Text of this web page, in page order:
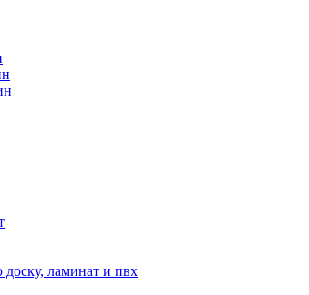
ламинат и пвх